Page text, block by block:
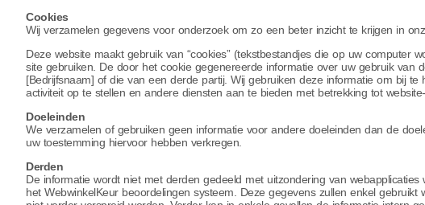
Cookies
Wij verzamelen gegevens voor onderzoek om zo een beter inzicht te krijgen in
Deze website maakt gebruik van “cookies” (tekstbestandjes die op uw computer
site gebruiken. De door het cookie gegenereerde informatie over uw gebruik van
[Bedrijfsnaam] of die van een derde partij. Wij gebruiken deze informatie om bij
activiteit op te stellen en andere diensten aan te bieden met betrekking tot
Doeleinden
We verzamelen of gebruiken geen informatie voor andere doeleinden dan de
uw toestemming hiervoor hebben verkregen.
Derden
De informatie wordt niet met derden gedeeld met uitzondering van
het WebwinkelKeur beoordelingen systeem. Deze gegevens zullen enkel